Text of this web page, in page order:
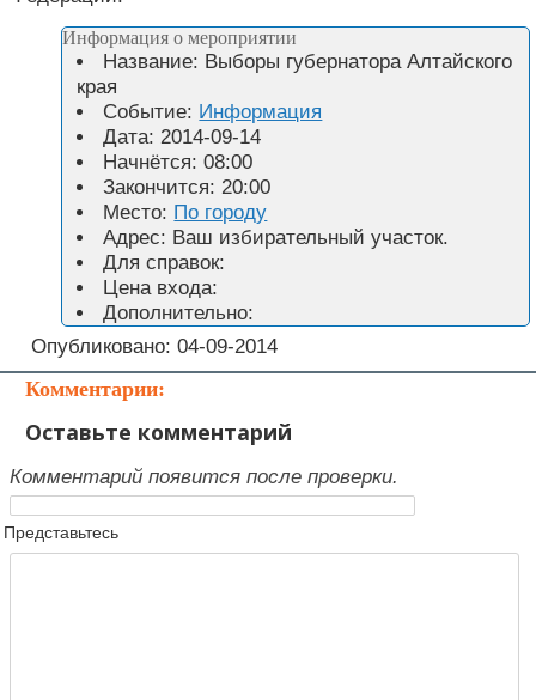
Информация о мероприятии
Название: Выборы губернатора Алтайского
края
Событие: Информация
Дата: 2014-09-14
Начнётся:08:00
Закончится: 20:00
Место: По городу
Адрес: Ваш избирательный участок.
Для справок:
Цена входа:
Дополнительно:
Опубликовано: 04-09-2014
Комментарии:
Оставьте комментарий
Комментарий появится после проверки.
Представьтесь